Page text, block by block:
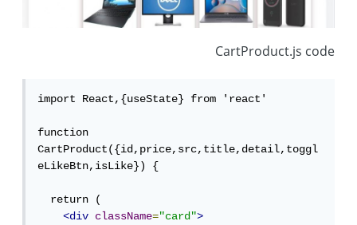
CartProduct.js code
import React,{useState} from 'react'
function
CartProduct({id,price,src,title,detail,toggl
eLikeBtn,isLike}) {
  return (
<div
className="card">